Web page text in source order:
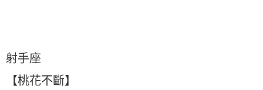
射手座
【桃花不斷】